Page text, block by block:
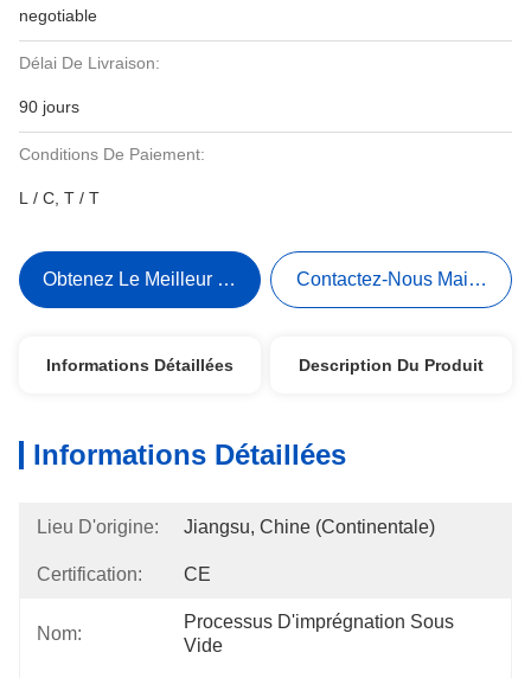
negotiable
Délai De Livraison:
90 jours
Conditions De Paiement:
L / C, T / T
Obtenez Le Meilleur Prix Contactez-Nous Maintenant
Informations Détaillées Description Du Produit
Informations Détaillées
Lieu D'origine: Jiangsu, Chine (continentale)
Certification: CE
Nom:
Processus D'imprégnation Sous
Vide